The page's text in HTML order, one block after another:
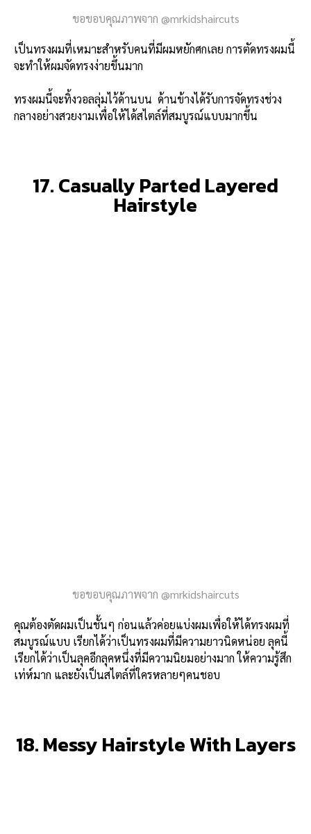
ขอขอบคุณภาพจาก @mrkidshaircuts
เป็นทรงผมที่เหมาะสำหรับคนที่มีผมหยักศกเลย การตัดทรงผมนี้
จะทำให้ผมจัดทรงง่ายขึ้นมาก
ทรงผมนี้จะทิ้งวอลลุ่มไว้ด้านบน ด้านข้างได้รับการจัดทรงช่วง
กลางอย่างสวยงามเพื่อให้ได้สไตล์ที่สมบูรณ์แบบมากขึ้น
17. Casually Parted Layered
Hairstyle
ขอขอบคุณภาพจาก @mrkidshaircuts
คุณต้องตัดผมเป็นชั้นๆ ก่อนแล้วค่อยแบ่งผมเพื่อให้ได้ทรงผมที่
สมบูรณ์แบบ เรียกได้ว่าเป็นทรงผมที่มีความยาวนิดหน่อย ลุคนี้
เรียกได้ว่าเป็นลุคอีกลุคหนึ่งที่มีความนิยมอย่างมาก ให้ความรู้สึก
เท่ห์มาก และยังเป็นสไตล์ที่ใครหลายๆคนชอบ
18. Messy Hairstyle With Layers